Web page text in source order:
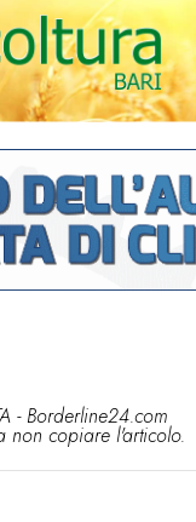
- Borderline24.com
non copiare l'articolo.